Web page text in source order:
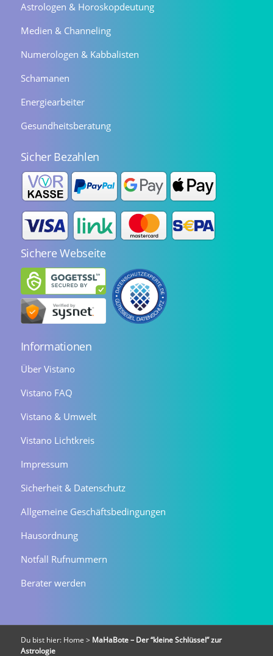
Astrologen & Horoskopdeutung
Medien & Channeling
Numerologen & Kabbalisten
Schamanen
Energiearbeiter
Gesundheitsberatung
Sicher Bezahlen
Sichere Webseite
Informationen
Über Vistano
Vistano FAQ
Vistano & Umwelt
Vistano Lichtkreis
Impressum
Sicherheit & Datenschutz
Allgemeine Geschäftsbedingungen
Hausordnung
Notfall Rufnummern
Berater werden
Du bist hier: Home > MaHaBote – Der “kleine Schlüssel” zur
Astrologie